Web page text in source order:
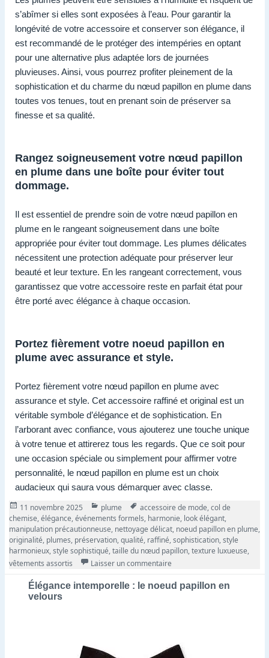
s’abîmer si elles sont exposées à l’eau. Pour garantir la
longévité de votre accessoire et conserver son élégance, il
est recommandé de le protéger des intempéries en optant
pour une alternative plus adaptée lors de journées
pluvieuses. Ainsi, vous pourrez profiter pleinement de la
sophistication et du charme du nœud papillon en plume dans
toutes vos tenues, tout en prenant soin de préserver sa
finesse et sa qualité.
Rangez soigneusement votre nœud papillon
en plume dans une boîte pour éviter tout
dommage.
Il est essentiel de prendre soin de votre nœud papillon en
plume en le rangeant soigneusement dans une boîte
appropriée pour éviter tout dommage. Les plumes délicates
nécessitent une protection adéquate pour préserver leur
beauté et leur texture. En les rangeant correctement, vous
garantissez que votre accessoire reste en parfait état pour
être porté avec élégance à chaque occasion.
Portez fièrement votre noeud papillon en
plume avec assurance et style.
Portez fièrement votre nœud papillon en plume avec
assurance et style. Cet accessoire raffiné et original est un
véritable symbole d’élégance et de sophistication. En
l’arborant avec confiance, vous ajouterez une touche unique
à votre tenue et attirerez tous les regards. Que ce soit pour
une occasion spéciale ou simplement pour affirmer votre
personnalité, le nœud papillon en plume est un choix
audacieux qui saura vous démarquer avec classe.
Publié
le
11 novembre 2025 Catégories
plume Tags
accessoire de mode,col de
chemise,élégance,événements formels, harmonie, look élégant,
manipulation précautionneuse, nettoyage délicat, noeud papillon en plume,
originalité, plumes, préservation,qualité, raffiné,sophistication,style
harmonieux,style sophistiqué,taille du nœud papillon,texture luxueuse,
vêtements assortis
Laisser un commentaire
Élégance intemporelle : le noeud papillon en
velours